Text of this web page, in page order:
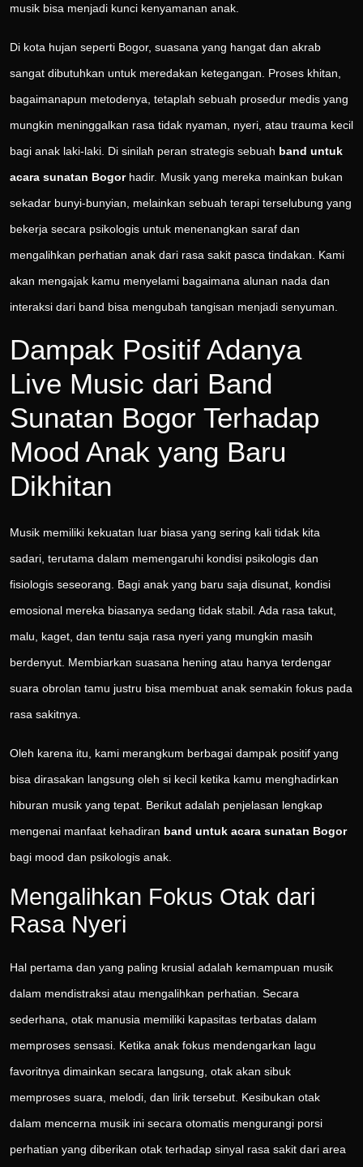
musik bisa menjadi kunci kenyamanan anak.
Di kota hujan seperti Bogor, suasana yang hangat dan akrab
sangat dibutuhkan untuk meredakan ketegangan. Proses khitan,
bagaimanapun metodenya, tetaplah sebuah prosedur medis yang
mungkin meninggalkan rasa tidak nyaman, nyeri, atau trauma kecil
bagi anak laki-laki. Di sinilah peran strategis sebuah band untuk
acara sunatan Bogorhadir. Musik yang mereka mainkan bukan
sekadar bunyi-bunyian, melainkan sebuah terapi terselubung yang
bekerja secara psikologis untuk menenangkan saraf dan
mengalihkan perhatian anak dari rasa sakit pasca tindakan. Kami
akan mengajak kamu menyelami bagaimana alunan nada dan
interaksi dari band bisa mengubah tangisan menjadi senyuman.
Dampak Positif Adanya
Live Music dari Band
Sunatan Bogor Terhadap
Mood Anak yang Baru
Dikhitan
Musik memiliki kekuatan luar biasa yang sering kali tidak kita
sadari, terutama dalam memengaruhi kondisi psikologis dan
fisiologis seseorang. Bagi anak yang baru saja disunat, kondisi
emosional mereka biasanya sedang tidak stabil. Ada rasa takut,
malu, kaget, dan tentu saja rasa nyeri yang mungkin masih
berdenyut. Membiarkan suasana hening atau hanya terdengar
suara obrolan tamu justru bisa membuat anak semakin fokus pada
rasa sakitnya.
Oleh karena itu, kami merangkum berbagai dampak positif yang
bisa dirasakan langsung oleh si kecil ketika kamu menghadirkan
hiburan musik yang tepat. Berikut adalah penjelasan lengkap
mengenai manfaat kehadiran band untuk acara sunatan Bogor
bagi mood dan psikologis anak.
Mengalihkan Fokus Otak dari
Rasa Nyeri
Hal pertama dan yang paling krusial adalah kemampuan musik
dalam mendistraksi atau mengalihkan perhatian. Secara
sederhana, otak manusia memiliki kapasitas terbatas dalam
memproses sensasi. Ketika anak fokus mendengarkan lagu
favoritnya dimainkan secara langsung, otak akan sibuk
memproses suara, melodi, dan lirik tersebut. Kesibukan otak
dalam mencerna musik ini secara otomatis mengurangi porsi
perhatian yang diberikan otak terhadap sinyal rasa sakit dari area